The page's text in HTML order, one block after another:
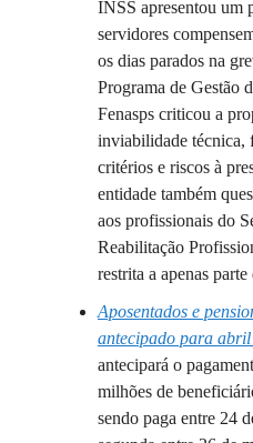
INSS apresentou um
servidores
os dias parados na
Programa de Gestão
Fenasps criticou a
inviabilidade técnica,
critérios e riscos à
entidade também
aos profissionais do
Reabilitação
restrita a apenas
Aposentados e
antecipado para
antecipará o
milhões de
sendo paga entre 24